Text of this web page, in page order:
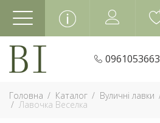
0961053663
Головна Каталог Вуличні лавки
Лавочка Веселка